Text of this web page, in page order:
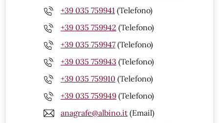
+39 035 759941 (Telefono)
+39 035 759942 (Telefono)
+39 035 759947 (Telefono)
+39 035 759943 (Telefono)
+39 035 759910 (Telefono)
+39 035 759949 (Telefono)
anagrafe@albino.it (Email)